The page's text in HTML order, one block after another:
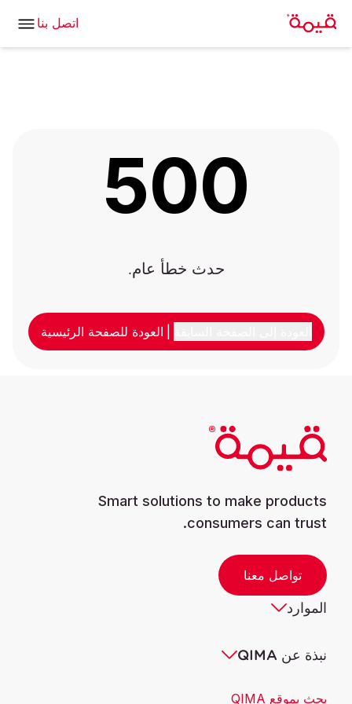
اتصل بنا
500
حدث خطأ عام.
العودة للصفحة الرئيسية
Smart solutions to make products
consumers can trust.
تواصل معنا
الموارد
نبذة عن QIMA
بحث بموقع QIMA